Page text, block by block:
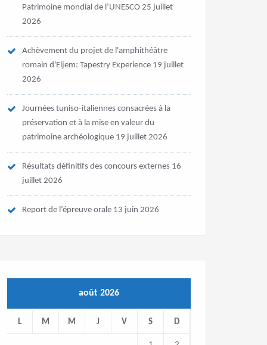
Patrimoine mondial de l’UNESCO 25 juillet
2026
Achèvement du projet de l'amphithéâtre
romain d'Eljem: Tapestry Experience 19 juillet
2026
Journées tuniso-italiennes consacrées à la
préservation et à la mise en valeur du
patrimoine archéologique 19 juillet 2026
Résultats définitifs des concours externes 16
juillet 2026
Report de l’épreuve orale 13 juin 2026
août 2026
L M M J V S D